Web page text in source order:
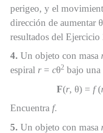
perigeo, y el
dirección de aumentar
resultados del Ejercicio
4. Un objeto con masa
espiral r= cθ2 bajo una
F(r, θ) = f(
Encuentra f.
5. Un objeto con masa